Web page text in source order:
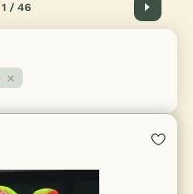
1 / 46 Další